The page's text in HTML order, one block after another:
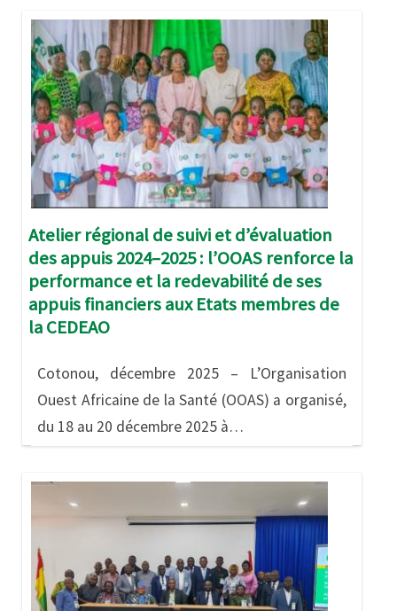
Image
Atelier régional de suivi et d’évaluation
des appuis 2024–2025 : l’OOAS renforce la
performance et la redevabilité de ses
appuis financiers aux Etats membres de
la CEDEAO
Cotonou, décembre 2025 – L’Organisation
Ouest Africaine de la Santé (OOAS) a organisé,
du 18 au 20 décembre 2025 à…
Image